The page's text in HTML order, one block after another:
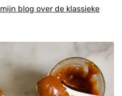
mijn blog over de klassieke